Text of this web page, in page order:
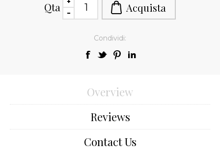
Qta
Condividi:
Overview
Reviews
Contact Us